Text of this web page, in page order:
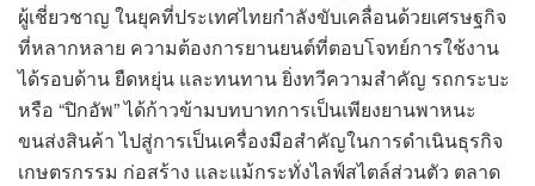
ผู้เชี่ยวชาญ ในยุคที่ประเทศไทยกำลังขับเคลื่อนด้วยเศรษฐกิจ
ที่หลากหลาย ความต้องการยานยนต์ที่ตอบโจทย์การใช้งาน
ได้รอบด้าน ยืดหยุ่น และทนทาน ยิ่งทวีความสำคัญ รถกระบะ
หรือ “ปิกอัพ” ได้ก้าวข้ามบทบาทการเป็นเพียงยานพาหนะ
ขนส่งสินค้า ไปสู่การเป็นเครื่องมือสำคัญในการดำเนินธุรกิจ
เกษตรกรรม ก่อสร้าง และแม้กระทั่งไลฟ์สไตล์ส่วนตัว ตลาด